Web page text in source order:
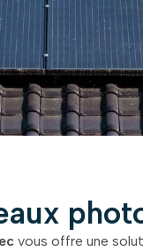
vous offre une